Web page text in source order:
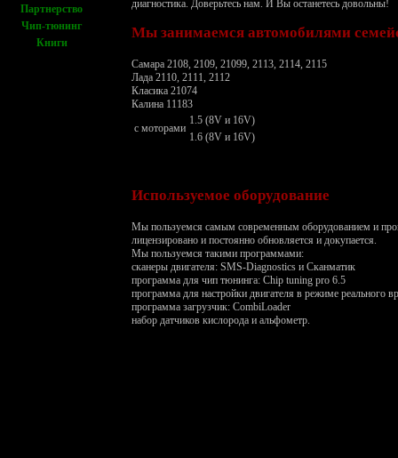
Партнерство
Чип-тюнинг
Книги
диагностика. Доверьтесь нам. И Вы останетесь довольны!
Мы занимаемся автомобилями
Самара 2108, 2109, 21099, 2113, 2114, 2115
Лада 2110, 2111, 2112
Класика 21074
Калина 11183
с моторами
1.5 (8V и 16V)
1.6 (8V и 16V)
Используемое оборудование
Мы пользуемся самым современным оборудованием и
лицензировано и постоянно обновляется и докупается.
Мы пользуемся такими программами:
сканеры двигателя: SMS-Diagnostics и Сканматик
программа для чип тюнинга: Chip tuning pro 6.5
программа для настройки двигателя в режиме реального
программа загрузчик: CombiLoader
набор датчиков кислорода и альфометр.